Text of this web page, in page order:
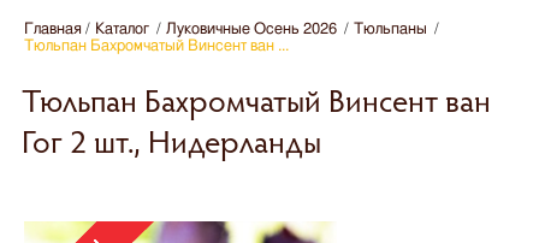
Главная Каталог Луковичные Осень 2026
Тюльпаны
Тюльпан Бахромчатый Винсент ван ...
Тюльпан Бахромчатый Винсент ван
Гог 2 шт., Нидерланды